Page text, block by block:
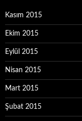
Kasım 2015
Ekim 2015
Eylül 2015
Nisan 2015
Mart 2015
Şubat 2015